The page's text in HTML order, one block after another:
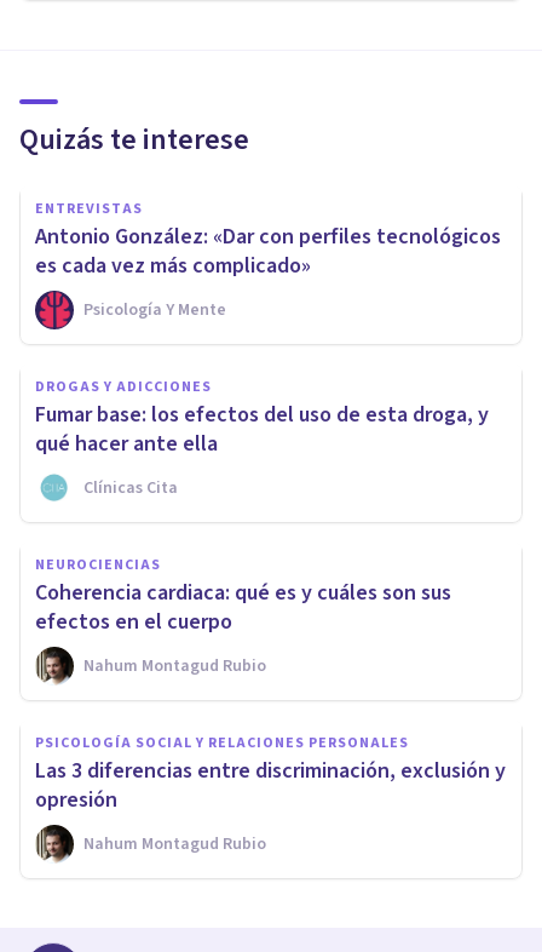
Quizás te interese
ENTREVISTAS
Antonio González: «Dar con perfiles tecnológicos
es cada vez más complicado»
Psicología Y Mente
DROGAS Y ADICCIONES
Fumar base: los efectos del uso de esta droga, y
qué hacer ante ella
Clínicas Cita
NEUROCIENCIAS
Coherencia cardiaca: qué es y cuáles son sus
efectos en el cuerpo
Nahum Montagud Rubio
PSICOLOGÍA SOCIAL Y RELACIONES PERSONALES
Las 3 diferencias entre discriminación, exclusión y
opresión
Nahum Montagud Rubio